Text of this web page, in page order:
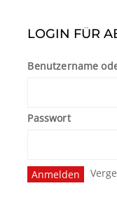
n
LOGIN FÜR
Benutzername
Passwort